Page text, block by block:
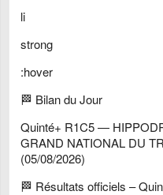
li
strong
:hover
🏁 Bilan du Jour
Quinté+ R1C5 —
GRAND NATIONAL DU
(05/08/2026)
🏁 Résultats officiels –